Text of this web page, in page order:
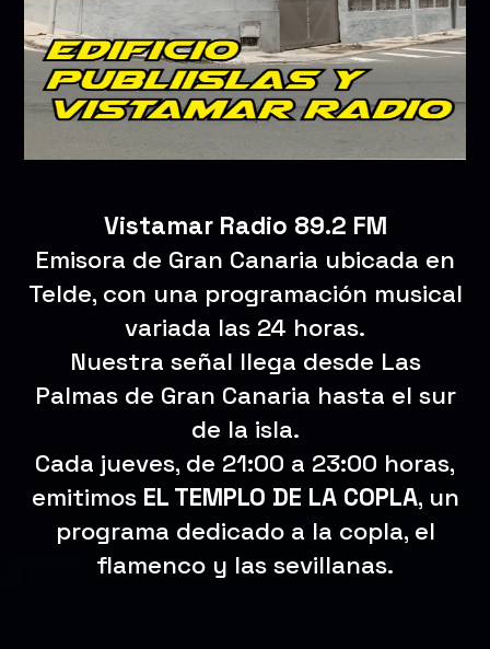
Vistamar Radio 89.2 FM
Emisora de Gran Canaria ubicada en
Telde, con una programación musical
variada las 24 horas.
Nuestra señal llega desde Las
Palmas de Gran Canaria hasta el sur
de la isla.
Cada jueves, de 21:00 a 23:00 horas,
emitimos EL TEMPLO DE LA COPLA, un
programa dedicado a la copla, el
flamenco y las sevillanas.